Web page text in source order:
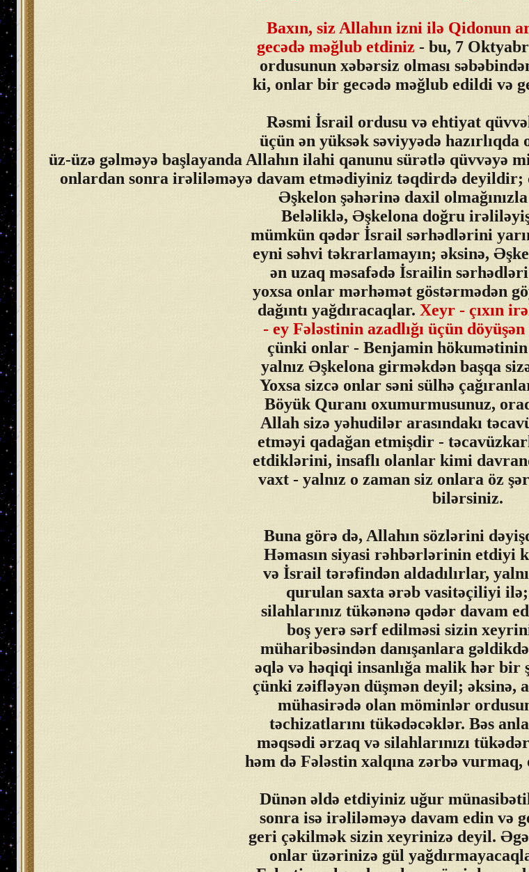
Baxın, siz Allahın izni ilə Qidonun
gecədə məğlub etdiniz - bu, 7
ordusunun xəbərsiz olması
ki, onlar bir gecədə məğlub edildi və
Rəsmi İsrail ordusu və ehtiyat
üçün ən yüksək səviyyədə
üz-üzə gəlməyə başlayanda Allahın ilahi qanunu sürətlə qüvvəyə
onlardan sonra irəliləməyə davam etmədiyiniz təqdirdə deyildir;
Əşkelon şəhərinə daxil
Beləliklə, Əşkelona doğru
mümkün qədər İsrail sərhədlərini
eyni səhvi təkrarlamayın; əksinə,
ən uzaq məsafədə İsrailin
yoxsa onlar mərhəmət göstərmədən
dağıntı yağdıracaqlar. Xeyr - çıxın
- ey Fələstinin azadlığı üçün
çünki onlar - Benjamin
yalnız Əşkelona girməkdən başqa
Yoxsa sizcə onlar səni sülhə
Böyük Quranı oxumurmusunuz,
Allah sizə yəhudilər arasındakı
etməyi qadağan etmişdir -
etdiklərini, insaflı olanlar kimi
vaxt - yalnız o zaman siz onlara öz
bilərsiniz.
Buna görə də, Allahın sözlərini
Həmasın siyasi rəhbərlərinin etdiyi
və İsrail tərəfindən aldadılırlar,
qurulan saxta ərəb vasitəçiliyi
silahlarınız tükənənə qədər davam
boş yerə sərf edilməsi sizin
müharibəsindən danışanlara
əqlə və həqiqi insanlığa malik hər bir
çünki zəifləyən düşmən deyil; əksinə,
mühasirədə olan möminlər
təchizatlarını tükədəcəklər. Bəs
məqsədi ərzaq və silahlarınızı
həm də Fələstin xalqına zərbə
Dünən əldə etdiyiniz uğur
sonra isə irəliləməyə davam edin və
geri çəkilmək sizin xeyrinizə deyil.
onlar üzərinizə gül